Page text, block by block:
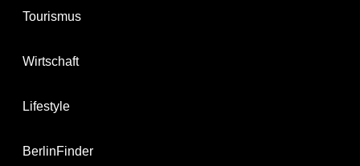
Tourismus
Wirtschaft
Lifestyle
BerlinFinder